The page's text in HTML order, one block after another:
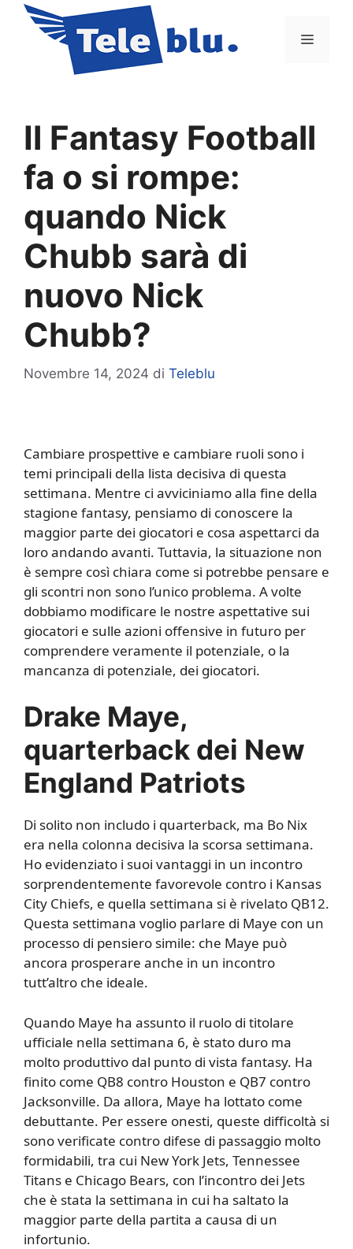
contenuto
Menu
Il Fantasy Football
fa o si rompe:
quando Nick
Chubb sarà di
nuovo Nick
Chubb?
Novembre 14, 2024 di Teleblu
Cambiare prospettive e cambiare ruoli sono i
temi principali della lista decisiva di questa
settimana. Mentre ci avviciniamo alla fine della
stagione fantasy, pensiamo di conoscere la
maggior parte dei giocatori e cosa aspettarci da
loro andando avanti. Tuttavia, la situazione non
è sempre così chiara come si potrebbe pensare e
gli scontri non sono l’unico problema. A volte
dobbiamo modificare le nostre aspettative sui
giocatori e sulle azioni offensive in futuro per
comprendere veramente il potenziale, o la
mancanza di potenziale, dei giocatori.
Drake Maye,
quarterback dei New
England Patriots
Di solito non includo i quarterback, ma Bo Nix
era nella colonna decisiva la scorsa settimana.
Ho evidenziato i suoi vantaggi in un incontro
sorprendentemente favorevole contro i Kansas
City Chiefs, e quella settimana si è rivelato QB12.
Questa settimana voglio parlare di Maye con un
processo di pensiero simile: che Maye può
ancora prosperare anche in un incontro
tutt’altro che ideale.
Quando Maye ha assunto il ruolo di titolare
ufficiale nella settimana 6, è stato duro ma
molto produttivo dal punto di vista fantasy. Ha
finito come QB8 contro Houston e QB7 contro
Jacksonville. Da allora, Maye ha lottato come
debuttante. Per essere onesti, queste difficoltà si
sono verificate contro difese di passaggio molto
formidabili, tra cui New York Jets, Tennessee
Titans e Chicago Bears, con l’incontro dei Jets
che è stata la settimana in cui ha saltato la
maggior parte della partita a causa di un
infortunio.